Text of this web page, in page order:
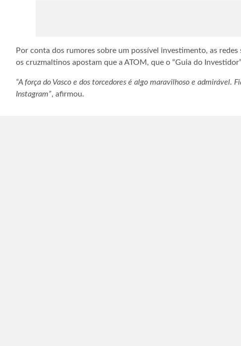
Por conta dos rumores sobre um possível investimento, as
os cruzmaltinos apostam que a ATOM, que o “Guia do
“A força do Vasco e dos torcedores é algo maravilhoso e admirável.
Instagram”, afirmou.